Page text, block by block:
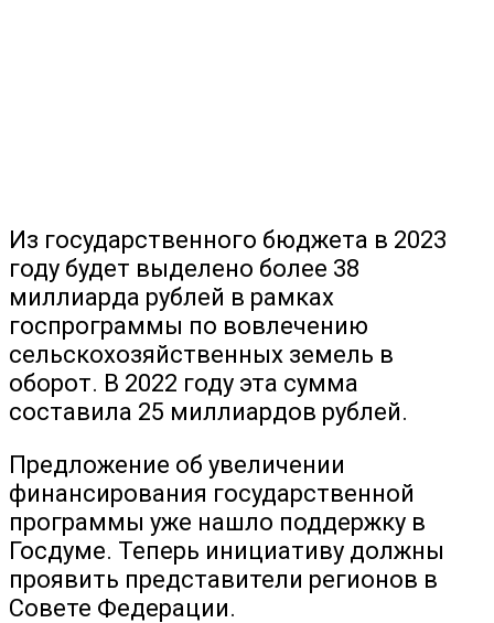
Из государственного бюджета в 2023
году будет выделено более 38
миллиарда рублей в рамках
госпрограммы по вовлечению
сельскохозяйственных земель в
оборот. В 2022 году эта сумма
составила 25 миллиардов рублей.
Предложение об увеличении
финансирования государственной
программы уже нашло поддержку в
Госдуме. Теперь инициативу должны
проявить представители регионов в
Совете Федерации.